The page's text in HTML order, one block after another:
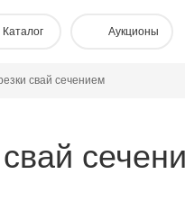
Каталог Аукционы
свай сечением